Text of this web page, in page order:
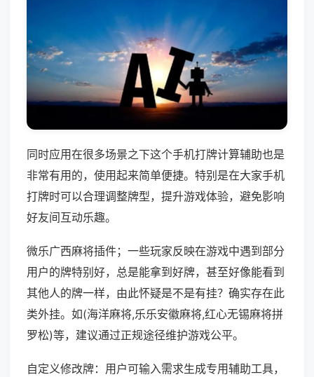
同时应用在很多场景之下这个手机打牌计算辅助也是
非常有用的，使用起来简单便捷。特别是在大家手机
打牌时可以合理调整牌型，提升游戏体验，避免影响
好友间互动乐趣。
微乐广西麻将插件；一些玩家反映在游戏中遇到部分
用户的牌特别好，总是能拿到好牌，甚至好像能看到
其他人的牌一样，由此怀疑是不是有挂？确实存在此
类外挂。如(海洋麻将,乐乐安徽麻将,红心无锡麻将拼
罗松)等，建议通过正规途径维护游戏公平。
自定义修改牌：用户可输入需求生成专用辅助工具，